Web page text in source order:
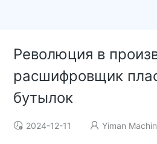
Революция в
расшифровщик
бутылок
2024-12-11 Yiman